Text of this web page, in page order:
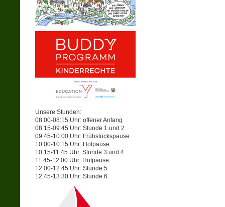
Unsere Stunden:
08:00-08:15 Uhr: offener Anfang
08:15-09:45 Uhr: Stunde 1 und 2
09:45-10:00 Uhr: Frühstückspause
10:00-10:15 Uhr: Hofpause
10:15-11:45 Uhr: Stunde 3 und 4
11:45-12:00 Uhr: Hofpause
12:00-12:45 Uhr: Stunde 5
12:45-13:30 Uhr: Stunde 6